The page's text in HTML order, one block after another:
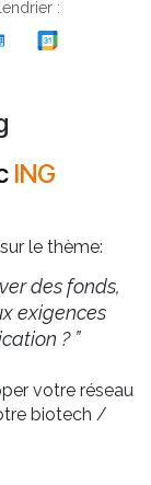
:
ING
le thème:
des fonds,
exigences
? ”
votre réseau
biotech /